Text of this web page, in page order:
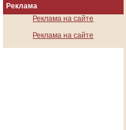
Реклама
Реклама на сайте
Реклама на сайте